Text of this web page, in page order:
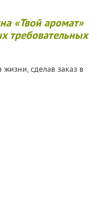
«Твой аромат»
требовательных
сделав заказ в